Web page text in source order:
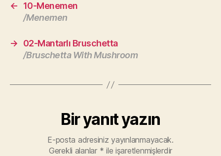
←
10-Menemen
/Menemen
→
02-Mantarlı Bruschetta
/Bruschetta With Mushroom
Bir yanıt yazın
E-posta adresiniz yayınlanmayacak.
Gerekli alanlar * ile işaretlenmişlerdir